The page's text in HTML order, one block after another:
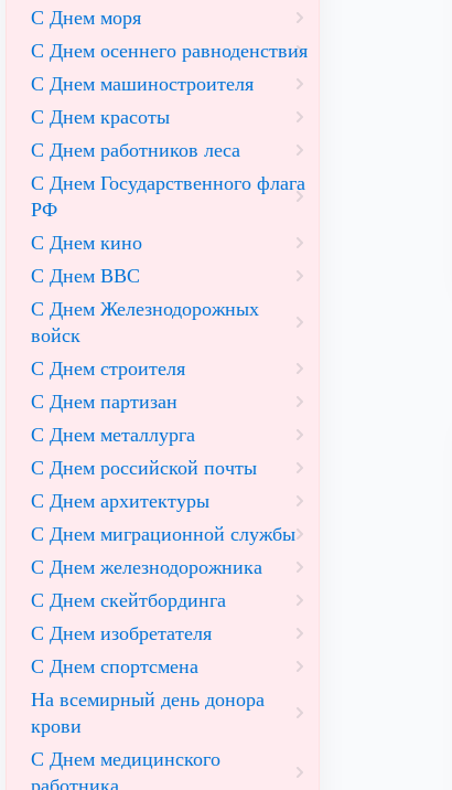
С Днем моря
С Днем осеннего равноденствия
С Днем машиностроителя
С Днем красоты
С Днем работников леса
С Днем Государственного флага
РФ
С Днем кино
С Днем ВВС
С Днем Железнодорожных
войск
С Днем строителя
С Днем партизан
С Днем металлурга
С Днем российской почты
С Днем архитектуры
С Днем миграционной службы
С Днем железнодорожника
С Днем скейтбординга
С Днем изобретателя
С Днем спортсмена
На всемирный день донора
крови
С Днем медицинского
работника